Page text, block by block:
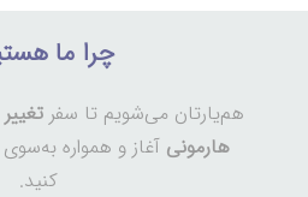
چرا ما
هم‌یارتان می‌شویم تا سفر تغییر
هارمونی آغاز و همواره به‌سوی
کنید.